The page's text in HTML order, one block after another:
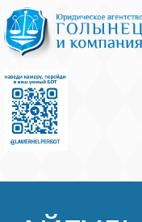
Услуги и наши
Оплата услуг
Задать вопрос